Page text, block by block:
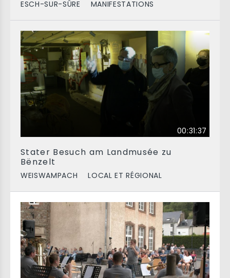
ESCH-SUR-SÛRE MANIFESTATIONS
00:31:37
Stater Besuch am Landmusée zu
Bënzelt
WEISWAMPACH LOCAL ET RÉGIONAL